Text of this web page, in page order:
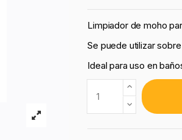
Limpiador de moho
Se puede utilizar
Ideal para uso en